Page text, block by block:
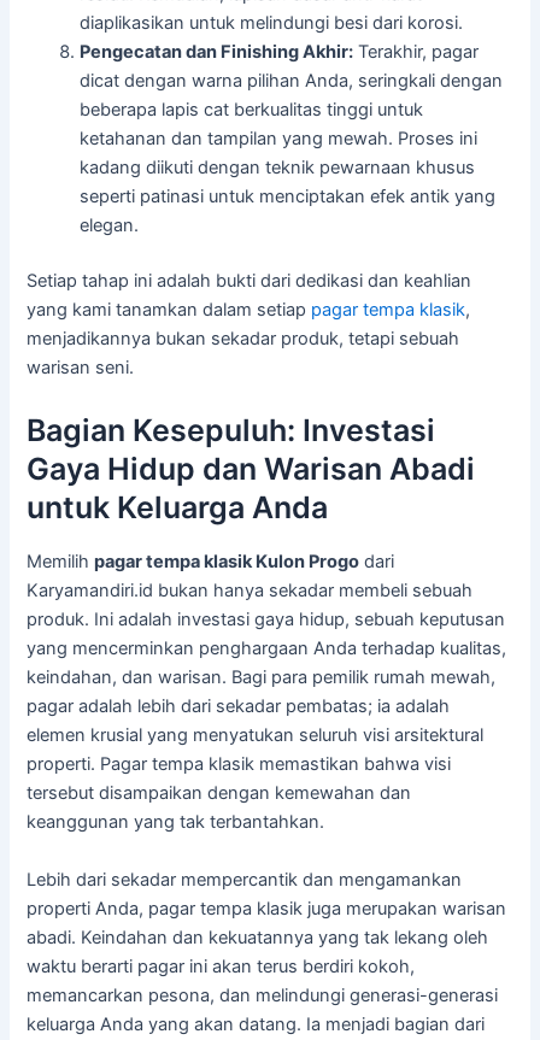
diaplikasikan untuk melindungi besi dari korosi.
Pengecatan dan Finishing Akhir: Terakhir, pagar
dicat dengan warna pilihan Anda, seringkali dengan
beberapa lapis cat berkualitas tinggi untuk
ketahanan dan tampilan yang mewah. Proses ini
kadang diikuti dengan teknik pewarnaan khusus
seperti patinasi untuk menciptakan efek antik yang
elegan.
Setiap tahap ini adalah bukti dari dedikasi dan keahlian
yang kami tanamkan dalam setiap pagar tempa klasik,
menjadikannya bukan sekadar produk, tetapi sebuah
warisan seni.
Bagian Kesepuluh: Investasi
Gaya Hidup dan Warisan Abadi
untuk Keluarga Anda
Memilihpagar tempa klasik Kulon Progo dari
Karyamandiri.id bukan hanya sekadar membeli sebuah
produk. Ini adalah investasi gaya hidup, sebuah keputusan
yang mencerminkan penghargaan Anda terhadap kualitas,
keindahan, dan warisan. Bagi para pemilik rumah mewah,
pagar adalah lebih dari sekadar pembatas; ia adalah
elemen krusial yang menyatukan seluruh visi arsitektural
properti. Pagar tempa klasik memastikan bahwa visi
tersebut disampaikan dengan kemewahan dan
keanggunan yang tak terbantahkan.
Lebih dari sekadar mempercantik dan mengamankan
properti Anda, pagar tempa klasik juga merupakan warisan
abadi. Keindahan dan kekuatannya yang tak lekang oleh
waktu berarti pagar ini akan terus berdiri kokoh,
memancarkan pesona, dan melindungi generasi-generasi
keluarga Anda yang akan datang. Ia menjadi bagian dari